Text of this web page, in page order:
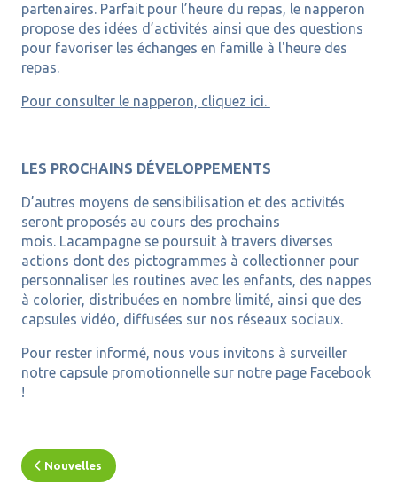
partenaires. Parfait pour l’heure du repas, le napperon
propose des idées d’activités ainsi que des questions
pour favoriser les échanges en famille à l'heure des
repas.
Pour consulter le napperon, cliquez ici.
LES PROCHAINS DÉVELOPPEMENTS
D’autres moyens de sensibilisation et des activités
seront proposés au cours des prochains
mois. Lacampagne se poursuit à travers diverses
actions dont des pictogrammes à collectionner pour
personnaliser les routines avec les enfants, des nappes
à colorier, distribuées en nombre limité, ainsi que des
capsules vidéo, diffusées sur nos réseaux sociaux.
Pour rester informé, nous vous invitons à surveiller
notre capsule promotionnelle sur notre page Facebook
!
Nouvelles